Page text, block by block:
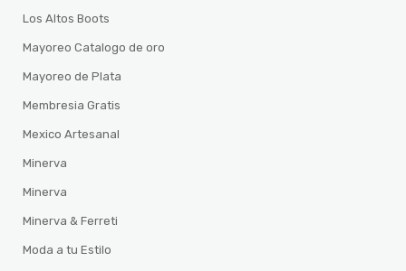
Los Altos Boots
Mayoreo Catalogo de oro
Mayoreo de Plata
Membresia Gratis
Mexico Artesanal
Minerva
Minerva
Minerva & Ferreti
Moda a tu Estilo